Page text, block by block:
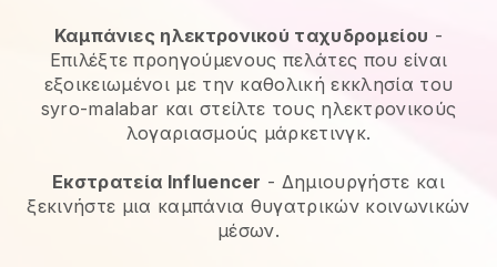
Καμπάνιες ηλεκτρονικού ταχυδρομείου -
Επιλέξτε προηγούμενους πελάτες που είναι
εξοικειωμένοι με την καθολική εκκλησία του
syro-malabar και στείλτε τους ηλεκτρονικούς
λογαριασμούς μάρκετινγκ.
Εκστρατεία Influencer - Δημιουργήστε και
ξεκινήστε μια καμπάνια θυγατρικών κοινωνικών
μέσων.